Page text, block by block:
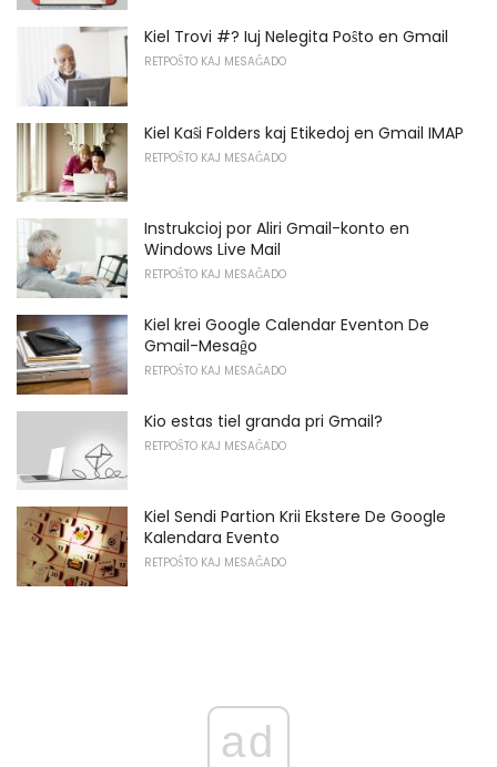
Kiel Trovi #? Iuj Nelegita Poŝto en Gmail
RETPOŜTO KAJ MESAĜADO
Kiel Kaŝi Folders kaj Etikedoj en Gmail IMAP
RETPOŜTO KAJ MESAĜADO
Instrukcioj por Aliri Gmail-konto en
Windows Live Mail
RETPOŜTO KAJ MESAĜADO
Kiel krei Google Calendar Eventon De
Gmail-Mesaĝo
RETPOŜTO KAJ MESAĜADO
Kio estas tiel granda pri Gmail?
RETPOŜTO KAJ MESAĜADO
Kiel Sendi Partion Krii Ekstere De Google
Kalendara Evento
RETPOŜTO KAJ MESAĜADO
ad